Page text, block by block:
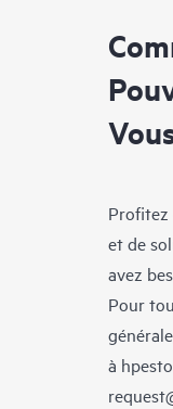
Profitez
et de
avez
Pour
à